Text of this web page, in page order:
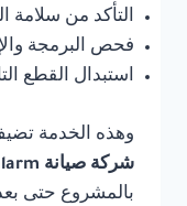
التأكد من سلامة
فحص البرمجة
استبدال القطع
وهذه الخدمة
شركة صيانة Thorn fire alarm في القاهرة
بالمشروع حتى